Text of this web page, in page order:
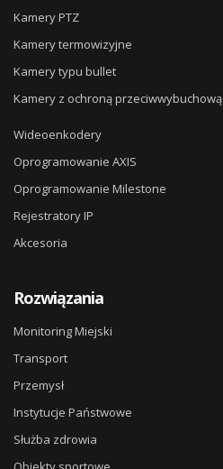
Kamery PTZ
Kamery termowizyjne
Kamery typu bullet
Kamery z ochroną przeciwwybuchową
Wideoenkodery
Oprogramowanie AXIS
Oprogramowanie Milestone
Rejestratory IP
Akcesoria
Rozwiązania
Monitoring Miejski
Transport
Przemysł
Instytucje Państwowe
Służba zdrowia